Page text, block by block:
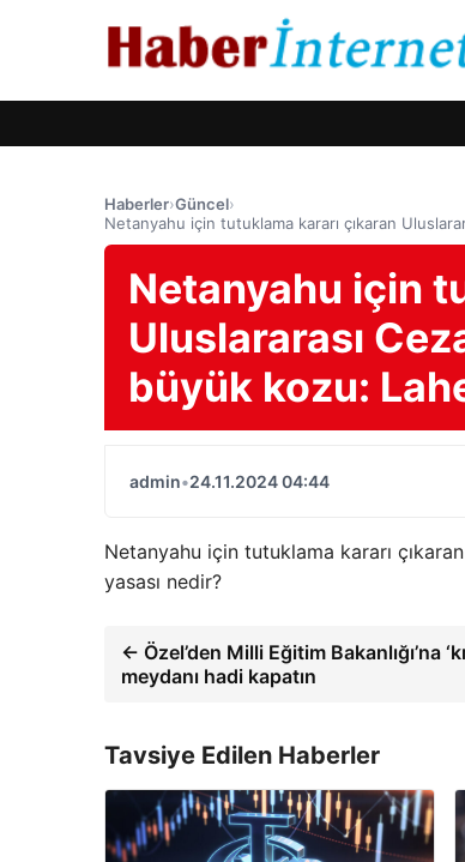
Haberler›Güncel›
Netanyahu için tutuklama kararı çıkaran
Netanyahu için
Uluslararası
büyük kozu:
admin•24.11.2024 04:44
Netanyahu için tutuklama kararı
yasası nedir?
← Özel’den Milli Eğitim Bakanlığı’na
meydanı hadi kapatın
Tavsiye Edilen Haberler